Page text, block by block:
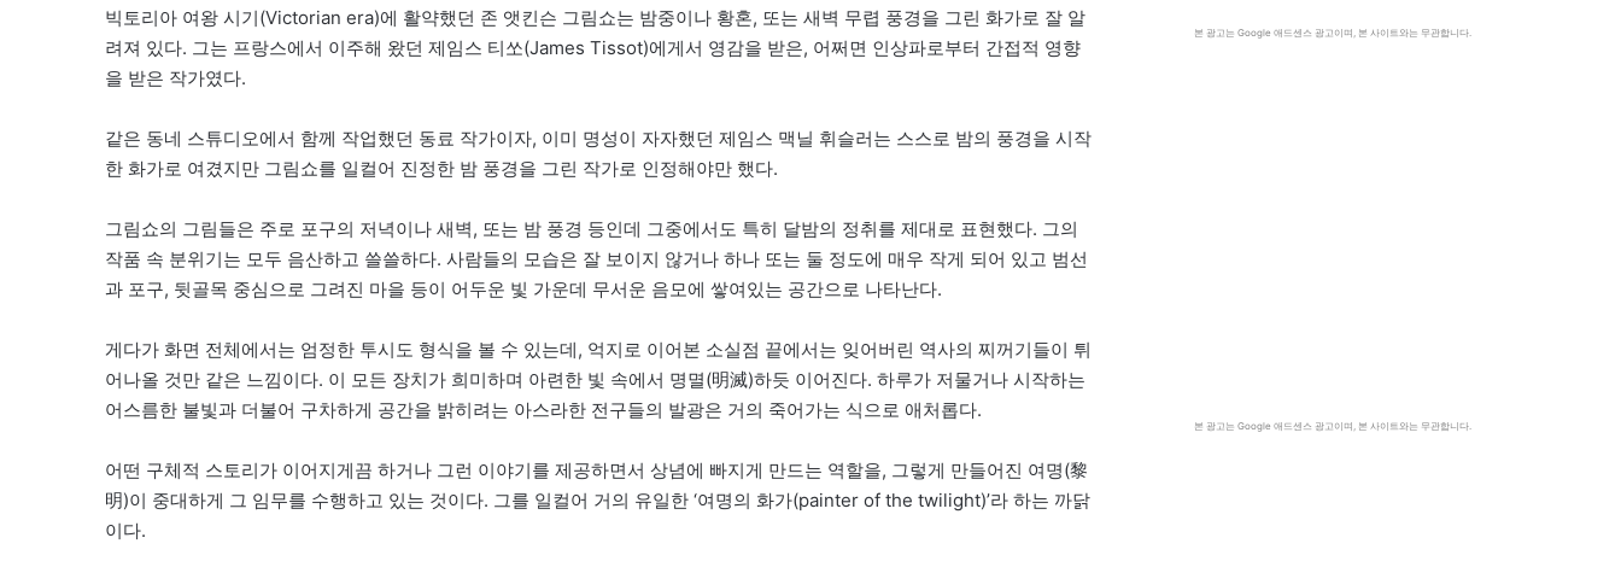
빅토리아 여왕 시기(Victorian era)에 활약했던 존 앳킨슨 그림쇼는 밤중이나 황혼, 또는 새벽 무렵 풍경을 그린 화가로 잘 알
려져 있다. 그는 프랑스에서 이주해 왔던 제임스 티쏘(James Tissot)에게서 영감을 받은, 어쩌면 인상파로부터 간접적 영향
을 받은 작가였다.
같은 동네 스튜디오에서 함께 작업했던 동료 작가이자, 이미 명성이 자자했던 제임스 맥닐 휘슬러는 스스로 밤의 풍경을 시작
한 화가로 여겼지만 그림쇼를 일컬어 진정한 밤 풍경을 그린 작가로 인정해야만 했다.
그림쇼의 그림들은 주로 포구의 저녁이나 새벽, 또는 밤 풍경 등인데 그중에서도 특히 달밤의 정취를 제대로 표현했다. 그의
작품 속 분위기는 모두 음산하고 쓸쓸하다. 사람들의 모습은 잘 보이지 않거나 하나 또는 둘 정도에 매우 작게 되어 있고 범선
과 포구, 뒷골목 중심으로 그려진 마을 등이 어두운 빛 가운데 무서운 음모에 쌓여있는 공간으로 나타난다.
게다가 화면 전체에서는 엄정한 투시도 형식을 볼 수 있는데, 억지로 이어본 소실점 끝에서는 잊어버린 역사의 찌꺼기들이 튀
어나올 것만 같은 느낌이다. 이 모든 장치가 희미하며 아련한 빛 속에서 명멸(明滅)하듯 이어진다. 하루가 저물거나 시작하는
어스름한 불빛과 더불어 구차하게 공간을 밝히려는 아스라한 전구들의 발광은 거의 죽어가는 식으로 애처롭다.
어떤 구체적 스토리가 이어지게끔 하거나 그런 이야기를 제공하면서 상념에 빠지게 만드는 역할을, 그렇게 만들어진 여명(黎
明)이 중대하게 그 임무를 수행하고 있는 것이다. 그를 일컬어 거의 유일한 ‘여명의 화가(painter of the twilight)’라 하는 까닭
이다.
본 광고는 Google 애드센스 광고이며, 본 사이트와는 무관합니다.
본 광고는 Google 애드센스 광고이며, 본 사이트와는 무관합니다.